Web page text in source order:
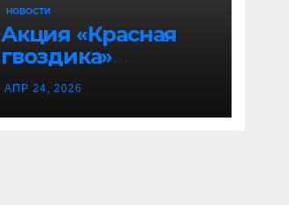
НОВОСТИ
Акция «Красная
гвоздика»
продолжается!
АПР 24, 2026